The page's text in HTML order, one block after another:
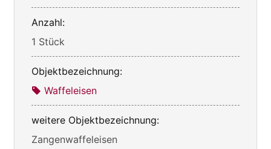
Anzahl:
1 Stück
Objektbezeichnung:
Waffeleisen
weitere Objektbezeichnung:
Zangenwaffeleisen